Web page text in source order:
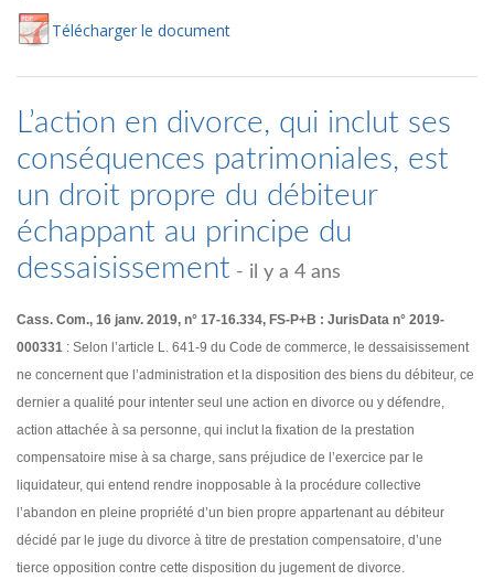
Télécharger le document
L’action en divorce, qui inclut ses
conséquences patrimoniales, est
un droit propre du débiteur
échappant au principe du
dessaisissement - il y a 4 ans
Cass. Com., 16 janv. 2019, n° 17-16.334, FS-P+B : JurisData n° 2019-
000331 : Selon l’article L. 641-9 du Code de commerce, le dessaisissement
ne concernent que l’administration et la disposition des biens du débiteur, ce
dernier a qualité pour intenter seul une action en divorce ou y défendre,
action attachée à sa personne, qui inclut la fixation de la prestation
compensatoire mise à sa charge, sans préjudice de l’exercice par le
liquidateur, qui entend rendre inopposable à la procédure collective
l’abandon en pleine propriété d’un bien propre appartenant au débiteur
décidé par le juge du divorce à titre de prestation compensatoire, d’une
tierce opposition contre cette disposition du jugement de divorce.